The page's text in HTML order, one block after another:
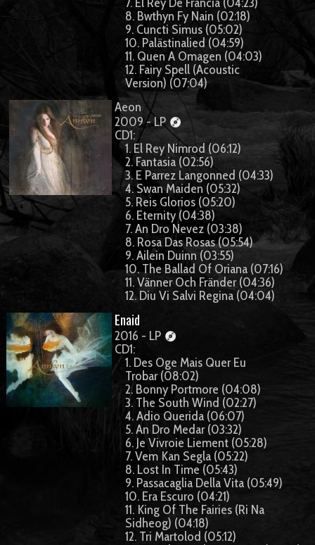
8. Bwthyn Fy Nain (02:18)
9. Cuncti Simus (05:02)
10. Palästinalied (04:59)
11. Quen A Omagen (04:03)
12. Fairy Spell (Acoustic
Version) (07:04)
Aeon
2009 - LP
CD1:
1. El Rey Nimrod (06:12)
2. Fantasia (02:56)
3. E Parrez Langonned (04:33)
4. Swan Maiden (05:32)
5. Reis Glorios (05:20)
6. Eternity (04:38)
7. An Dro Nevez (03:38)
8. Rosa Das Rosas (05:54)
9. Ailein Duinn (03:55)
10. The Ballad Of Oriana (07:16)
11. Vänner Och Fränder (04:36)
12. Diu Vi Salvi Regina (04:04)
Enaid
2016 - LP
CD1:
1. Des Oge Mais Quer Eu
Trobar (08:02)
2. Bonny Portmore (04:08)
3. The South Wind (02:27)
4. Adio Querida (06:07)
5. An Dro Medar (03:32)
6. Je Vivroie Liement (05:28)
7. Vem Kan Segla (05:22)
8. Lost In Time (05:43)
9. Passacaglia Della Vita (05:49)
10. Era Escuro (04:21)
11. King Of The Fairies (Ri Na
Sidheog) (04:18)
12. Tri Martolod (05:12)